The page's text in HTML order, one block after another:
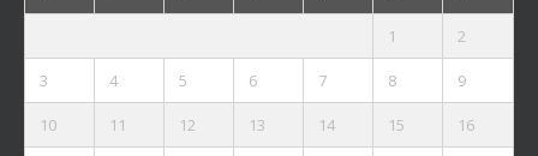
1 2
3 4 5 6 7 8 9
10 11 12 13 14 15 16